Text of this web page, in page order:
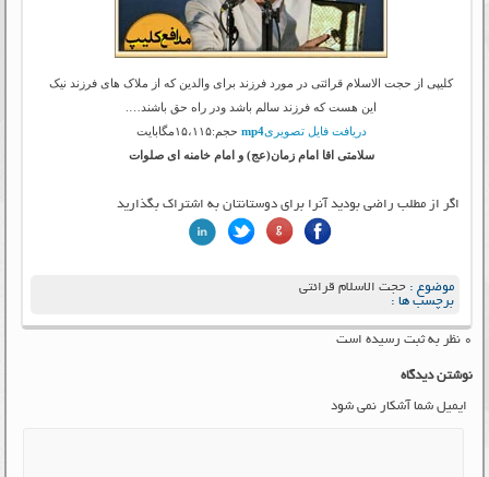
کلیپی از حجت الاسلام قرائتی در مورد فرزند برای والدین که از ملاک های فرزند نیک
این هست که فرزند سالم باشد ودر راه حق باشند….
دریافت فایل تصویریmp4 حجم:۱۵،۱۱۵مگابایت
سلامتی اقا امام زمان(عج) و امام خامنه ای صلوات
اگر از مطلب راضی بودید آنرا برای دوستانتان به اشتراک بگذارید
موضوع :حجت الاسلام قرائتی
برچسب ها :
۰ نظر به ثبت رسیده است
نوشتن دیدگاه
ایمیل شما آشکار نمی شود